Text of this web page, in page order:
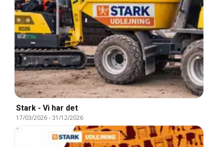
Stark - Vi har det
17/03/2026-31/12/2026